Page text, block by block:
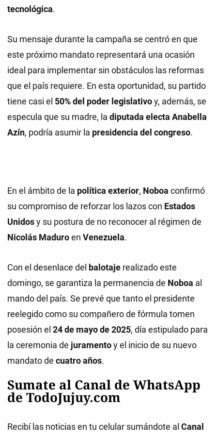
tecnológica.
Su mensaje durante la campaña se centró en que
este próximo mandato representará una ocasión
ideal para implementar sin obstáculos las reformas
que el país requiere. En esta oportunidad, su partido
tiene casi el 50% del poder legislativoy, además, se
especula que su madre, la diputada electa Anabella
Azín, podría asumir la presidencia del congreso.
En el ámbito de la política exterior, Noboa confirmó
su compromiso de reforzar los lazos con Estados
Unidosy su postura de no reconocer al régimen de
Nicolás Maduroen Venezuela.
Con el desenlace del balotaje realizado este
domingo, se garantiza la permanencia de Noboa al
mando del país. Se prevé que tanto el presidente
reelegido como su compañero de fórmula tomen
posesión el 24 de mayo de 2025, día estipulado para
la ceremonia de juramentoy el inicio de su nuevo
mandato de cuatro años.
Sumate al Canal de WhatsApp
de TodoJujuy.com
Recibí las noticias en tu celular sumándote al Canal